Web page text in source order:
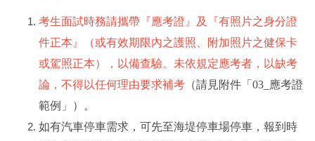
考生面試時務請攜帶『應考證』及『有照片之身分證
件正本』（或有效期限內之護照、附加照片之健保卡
或駕照正本），以備查驗。未依規定應考者，以缺考
論，不得以任何理由要求補考 （請見附件「03 應考證
範例」）。
如有汽車停車需求，可先至海堤停車場停車，報到時